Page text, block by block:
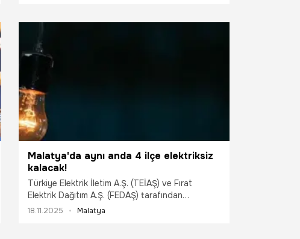
okumanın yararları ve faziletleri ile Bakara Suresi
Malatya'da aynı anda 4 ilçe elektriksiz
kalacak!
Türkiye Elektrik İletim A.Ş. (TEİAŞ) ve Fırat
Elektrik Dağıtım A.Ş. (FEDAŞ) tarafından
yapılacak bakım ve iletim çalışmaları nedeniyle
18.11.2025 Malatya